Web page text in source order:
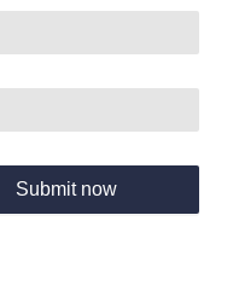
Submit now